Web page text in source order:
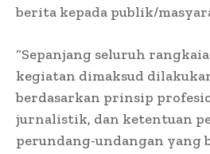
berita kepada publik/
“Sepanjang seluruh
kegiatan dimaksud
berdasarkan prinsip
jurnalistik, dan ketentuan
perundang-undangan yang